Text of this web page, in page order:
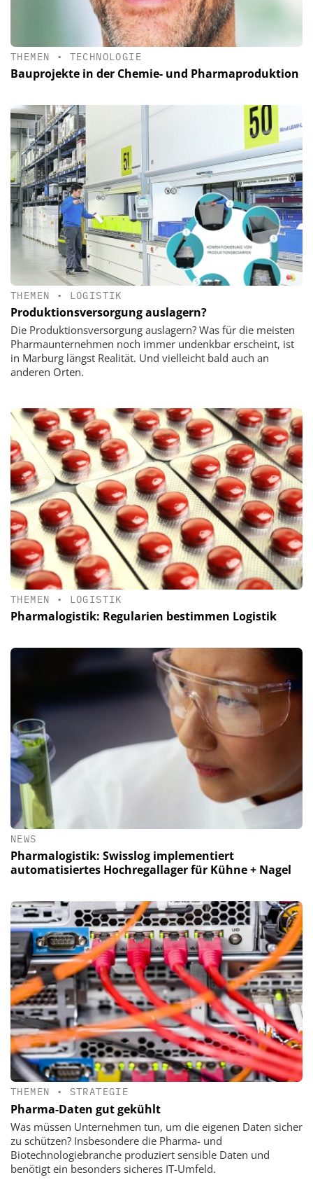
THEMEN • TECHNOLOGIE
Bauprojekte in der Chemie- und Pharmaproduktion
THEMEN • LOGISTIK
Produktionsversorgung auslagern?
Die Produktionsversorgung auslagern? Was für die meisten
Pharmaunternehmen noch immer undenkbar erscheint, ist
in Marburg längst Realität. Und vielleicht bald auch an
anderen Orten.
THEMEN • LOGISTIK
Pharmalogistik: Regularien bestimmen Logistik
NEWS
Pharmalogistik: Swisslog implementiert
automatisiertes Hochregallager für Kühne + Nagel
THEMEN • STRATEGIE
Pharma-Daten gut gekühlt
Was müssen Unternehmen tun, um die eigenen Daten sicher
zu schützen? Insbesondere die Pharma- und
Biotechnologiebranche produziert sensible Daten und
benötigt ein besonders sicheres IT-Umfeld.